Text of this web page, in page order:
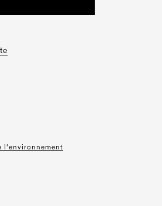
l'environnement